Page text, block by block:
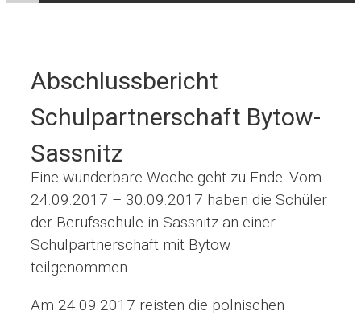
Abschlussbericht
Schulpartnerschaft Bytow-
Sassnitz
Eine wunderbare Woche geht zu Ende: Vom
24.09.2017 – 30.09.2017 haben die Schüler
der Berufsschule in Sassnitz an einer
Schulpartnerschaft mit Bytow
teilgenommen.
Am 24.09.2017 reisten die polnischen